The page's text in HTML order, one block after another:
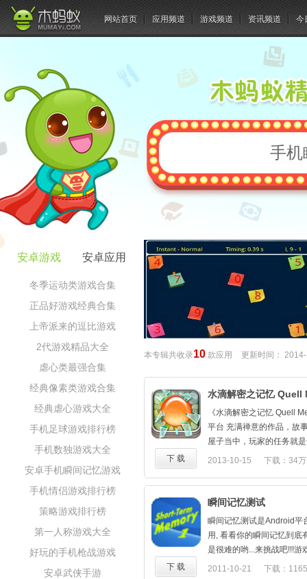
网站首页 应用频道 游戏频道 资讯频道 今
手机
安卓游戏 安卓应用
冬季运动类游戏合集
正品好游戏经典合集
上帝派来的逗比游戏
2代游戏精品大全
虐心类最强合集
经典像素类游戏合集
经典虐心游戏大全
手机足球游戏排行榜
手机数独游戏大全
安卓手机瞬间记忆游戏
手机情侣游戏排行榜
策略游戏排行榜
第一人称游戏大全
好玩的手机枪战游戏
安卓武侠手游
本专辑共收录10 款应用 更新时间：
水滴解密之记忆 Quell
《水滴解密之记忆 Quell
平台 充满禅意的作品，故
屋子当中，玩家的任务就
绪归于平静，因此踏上了
作为一款解谜游戏，融入
人生哲理之，这样的融合
集散落在屏幕上小水滴，
动的时候只能够一次性到
边与边之间移动，不会在
数越少，得分也就越高。
2013-10-15 下载：34
下 载
瞬间记忆测试
瞬间记忆测试是Android平
用, 看看你的瞬间记忆到底
是很难的哟...来挑战吧!!!游
住数字位置，并按数字从
2011-10-21 下载：
下 载